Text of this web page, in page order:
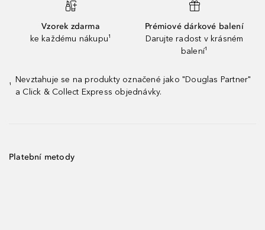
Vzorek zdarma
ke každému nákupu¹
Prémiové dárkové balení
Darujte radost v krásném
balení¹
¹
Nevztahuje se na produkty označené jako "Douglas Partner"
a Click & Collect Express objednávky.
Platební metody